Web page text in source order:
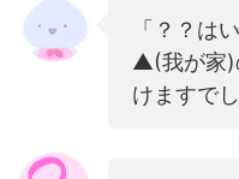
「？？は
▲(我が家)
けますで